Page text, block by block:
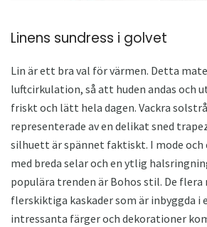
Linens sundress i golvet
Lin är ett bra val för värmen. Detta
luftcirkulation, så att huden andas och
friskt och lätt hela dagen. Vackra
representerade av en delikat sned
silhuett är spännet faktiskt. I mode och
med breda selar och en ytlig
populära trenden är Bohos stil. De flera
flerskiktiga kaskader som är inbyggda
intressanta färger och dekorationer